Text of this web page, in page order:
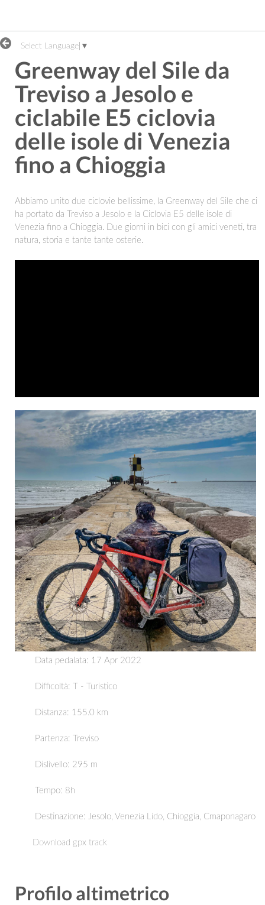
Select Language ▼
Greenway del Sile da
Treviso a Jesolo e
ciclabile E5 ciclovia
delle isole di Venezia
fino a Chioggia
Abbiamo unito due ciclovie bellissime, la Greenway del Sile che ci
ha portato da Treviso a Jesolo e la Ciclovia E5 delle isole di
Venezia fino a Chioggia. Due giorni in bici con gli amici veneti, tra
natura, storia e tante tante osterie.
Data pedalata: 17 Apr 2022
Difficoltà: T - Turistico
Distanza: 155.0 km
Partenza: Treviso
Dislivello: 295 m
Tempo: 8h
Destinazione: Jesolo, Venezia Lido, Chioggia, Cmaponagaro
Download gpx track
Profilo altimetrico